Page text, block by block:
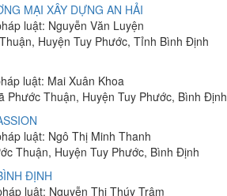
MẠI XÂY DỰNG AN HẢI
luật: Nguyễn Văn Luyện
Huyện Tuy Phước, Tỉnh Bình Định
luật: Mai Xuân Khoa
Phước Thuận, Huyện Tuy Phước, Bình Định
luật: Ngô Thị Minh Thanh
Thuận, Huyện Tuy Phước, Bình Định
ĐỊNH
luật: Nguyễn Thị Thúy Trâm